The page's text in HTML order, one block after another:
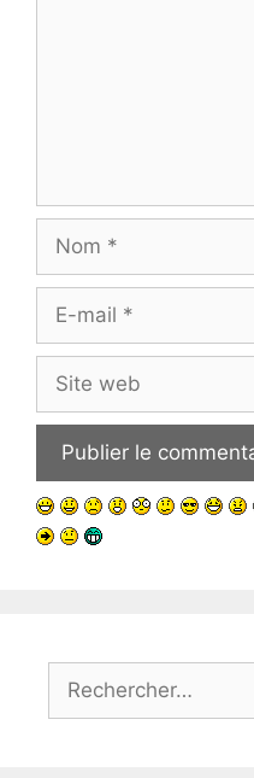
Nom
Site
web
Rechercher :